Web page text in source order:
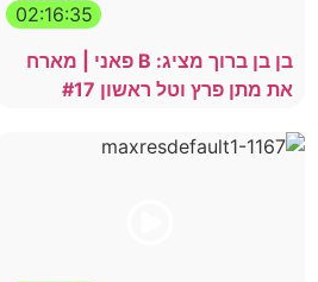
02:16:35
בן בן ברוך מציג: B פאני | מארח
את מתן פרץ וטל ראשון #17